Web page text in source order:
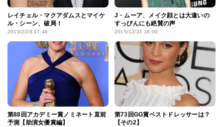
レイチェル・マクアダムスとマイケ
ル・シーン、破局！
2013/2/28 17:46
J・ムーア、メイク顔とは大違いの
すっぴんにも絶賛の声
2015/12/31 18:00
第88回アカデミー賞ノミネート直前
予測【助演女優賞編】
第73回GG賞ベストドレッサーは？
【その2】